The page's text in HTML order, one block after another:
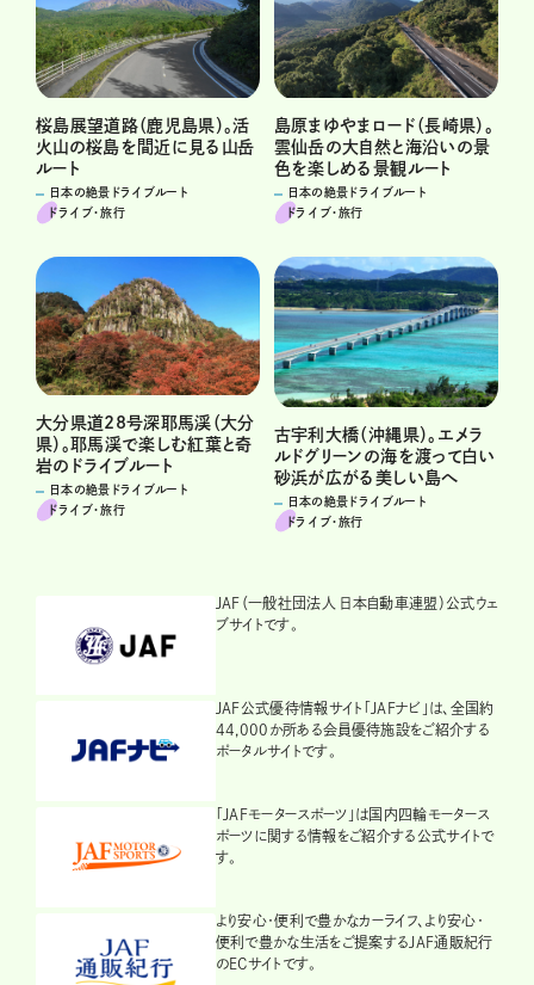
桜島展望道路（鹿児島県）。活
火山の桜島を間近に見る山岳
ルート
日本の絶景ドライブルート
ドライブ･旅行
島原まゆやまロード（長崎県）。
雲仙岳の大自然と海沿いの景
色を楽しめる景観ルート
日本の絶景ドライブルート
ドライブ･旅行
大分県道28号深耶馬渓（大分
県）。耶馬渓で楽しむ紅葉と奇
岩のドライブルート
日本の絶景ドライブルート
ドライブ･旅行
古宇利大橋（沖縄県）。エメラ
ルドグリーンの海を渡って白い
砂浜が広がる美しい島へ
日本の絶景ドライブルート
ドライブ･旅行
JAF（一般社団法人 日本自動車連盟）公式ウェ
ブサイトです。
JAF公式優待情報サイト「JAFナビ」は、全国約
44,000か所ある会員優待施設をご紹介する
ポータルサイトです。
「JAFモータースポーツ」は国内四輪モータース
ポーツに関する情報をご紹介する公式サイトで
す。
より安心・便利で豊かなカーライフ、より安心・
便利で豊かな生活をご提案するJAF通販紀行
のECサイトです。